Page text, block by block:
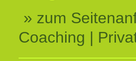
» zum
Coaching |